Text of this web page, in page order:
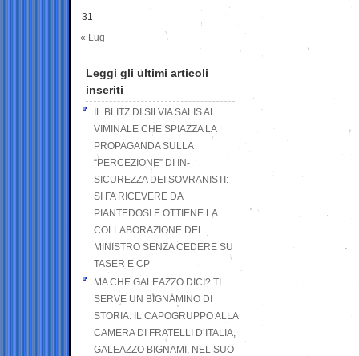
31
« Lug
Leggi gli ultimi articoli
inseriti
IL BLITZ DI SILVIA SALIS AL
VIMINALE CHE SPIAZZA LA
PROPAGANDA SULLA
“PERCEZIONE” DI IN-
SICUREZZA DEI SOVRANISTI:
SI FA RICEVERE DA
PIANTEDOSI E OTTIENE LA
COLLABORAZIONE DEL
MINISTRO SENZA CEDERE SU
TASER E CP
MA CHE GALEAZZO DICI? TI
SERVE UN BIGNAMINO DI
STORIA. IL CAPOGRUPPO ALLA
CAMERA DI FRATELLI D’ITALIA,
GALEAZZO BIGNAMI, NEL SUO